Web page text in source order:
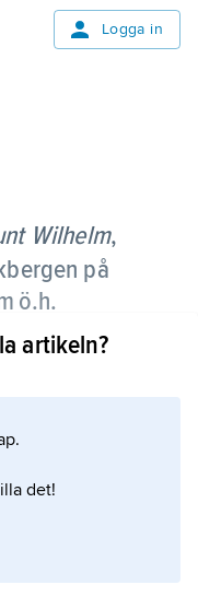
Logga in
Wilhelm,
på
ö.h.
högsta berg
artikeln?
det!